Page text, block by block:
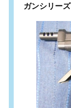
ガンシリー